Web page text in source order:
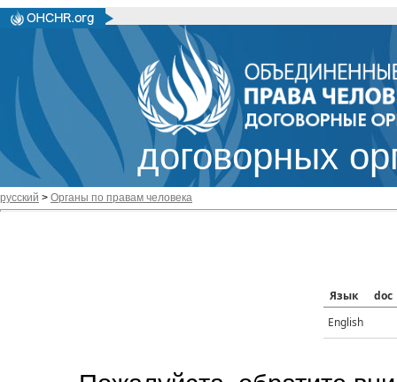
договорных
русский > Органы по правам человека
Язык
doc
English